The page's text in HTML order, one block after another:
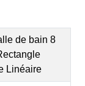
de bain 8
Linéaire